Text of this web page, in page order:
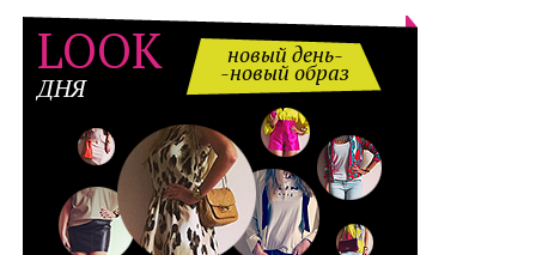
LOOK
ДНЯ
новый день-
-новый образ